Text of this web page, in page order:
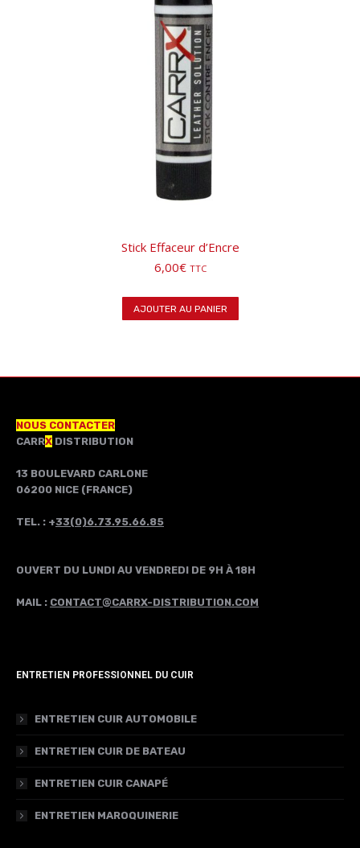
Stick Effaceur d’Encre
6,00€ TTC
AJOUTER AU PANIER
NOUS CONTACTER
CARRX DISTRIBUTION
13 BOULEVARD CARLONE
06200 NICE (FRANCE)
TEL. : +33(0)6.73.95.66.85
OUVERT DU LUNDI AU VENDREDI DE 9H À 18H
MAIL : CONTACT@CARRX-DISTRIBUTION.COM
ENTRETIEN PROFESSIONNEL DU CUIR
ENTRETIEN CUIR AUTOMOBILE
ENTRETIEN CUIR DE BATEAU
ENTRETIEN CUIR CANAPÉ
ENTRETIEN MAROQUINERIE